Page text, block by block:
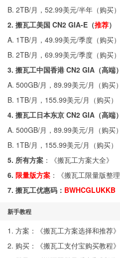
B. 2TB/月，52.99美元/半年（购买）
2. 搬瓦工美国 CN2 GIA-E（推荐）
A. 1TB/月，49.99美元/季度（购买）
B. 2TB/月，69.99美元/季度（购买）
3. 搬瓦工中国香港 CN2 GIA（高端）
A. 500GB/月，89.99美元/月（购买）
B. 1TB/月，155.99美元/月（购买）
4. 搬瓦工日本东京 CN2 GIA（高端）
A. 500GB/月，89.99美元/月（购买）
B. 1TB/月，155.99美元/月（购买）
5. 所有方案 ：《搬瓦工方案大全》
6. 限量版方案 ：《搬瓦工限量版整理
7. 搬瓦工优惠码： BWHCGLUKKB
新手教程
1. 方案：《搬瓦工方案选择和推荐》
2. 购买：《搬瓦工支付宝购买教程》